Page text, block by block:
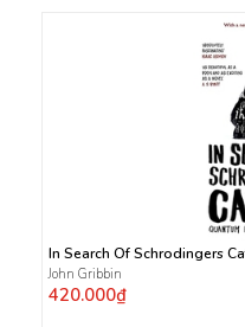
In Search Of Schrodingers
John Gribbin
420.000₫